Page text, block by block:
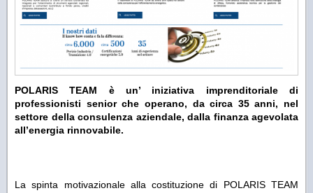
POLARIS TEAM è un’ iniziativa imprenditoriale di
professionisti senior che operano, da circa 35 anni, nel
settore della consulenza aziendale, dalla finanza agevolata
all’energia rinnovabile.
La spinta motivazionale alla costituzione di POLARIS TEAM